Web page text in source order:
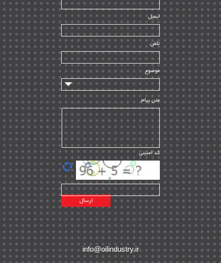
HSE | ۳۹
ساخت و نصب | ۱۲
راه اندازی | ۹
سازندگان و تامین کنندگان | ۱۰
تامین مالی و سرمایه گذاری | ۳۲
ماشین آلات
مدیریت پروژه
مدیریت دانش
مدیریت سازمانی و عمومی | ۲
تأمین کالا | ۱۳
EPC | ۲۰
پیمانکاران بین المللی | ۸
اطلاعات انرژی کشورها | ۱۴
پروژه های خارجی | ۱۵
نقشه های نفت و گاز خارجی | ۱۰
شرکت های نفتی | ۱۴
پلانت های فعال | ۴۰
طرح ها و پروژه ها | ۳۵
ایمیل
تلفن
موضوع
متن پیام
کد امنیتی
info@oilindustry.ir